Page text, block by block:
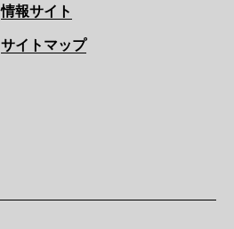
情報サイト
サイトマップ